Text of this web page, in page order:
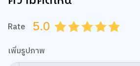
Rate 5.0 4.5
4.0
3.5
3.0
2.5
2.0
1.5
1.0
0.5
เพิ่มรูปภาพ